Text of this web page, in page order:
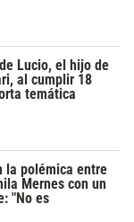
Lucio, el hijo de
al cumplir 18
temática
la polémica entre
Mernes con un
"No es